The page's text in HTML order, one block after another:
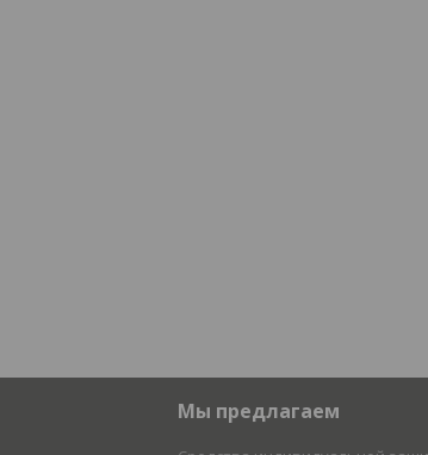
Мы предлагаем